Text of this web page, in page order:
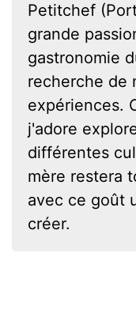
Petitchef
grande
gastronomie
recherche de
expériences.
j'adore
différentes
mère restera
avec ce goût
créer.